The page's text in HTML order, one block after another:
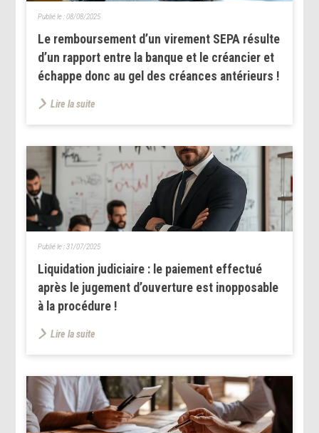
Le remboursement d’un virement SEPA résulte
d’un rapport entre la banque et le créancier et
échappe donc au gel des créances antérieurs !
Publié le :08/08/2025
Lire la suite
Liquidation judiciaire : le paiement effectué
après le jugement d’ouverture est inopposable
à la procédure !
Publié le :31/07/2025
Lire la suite